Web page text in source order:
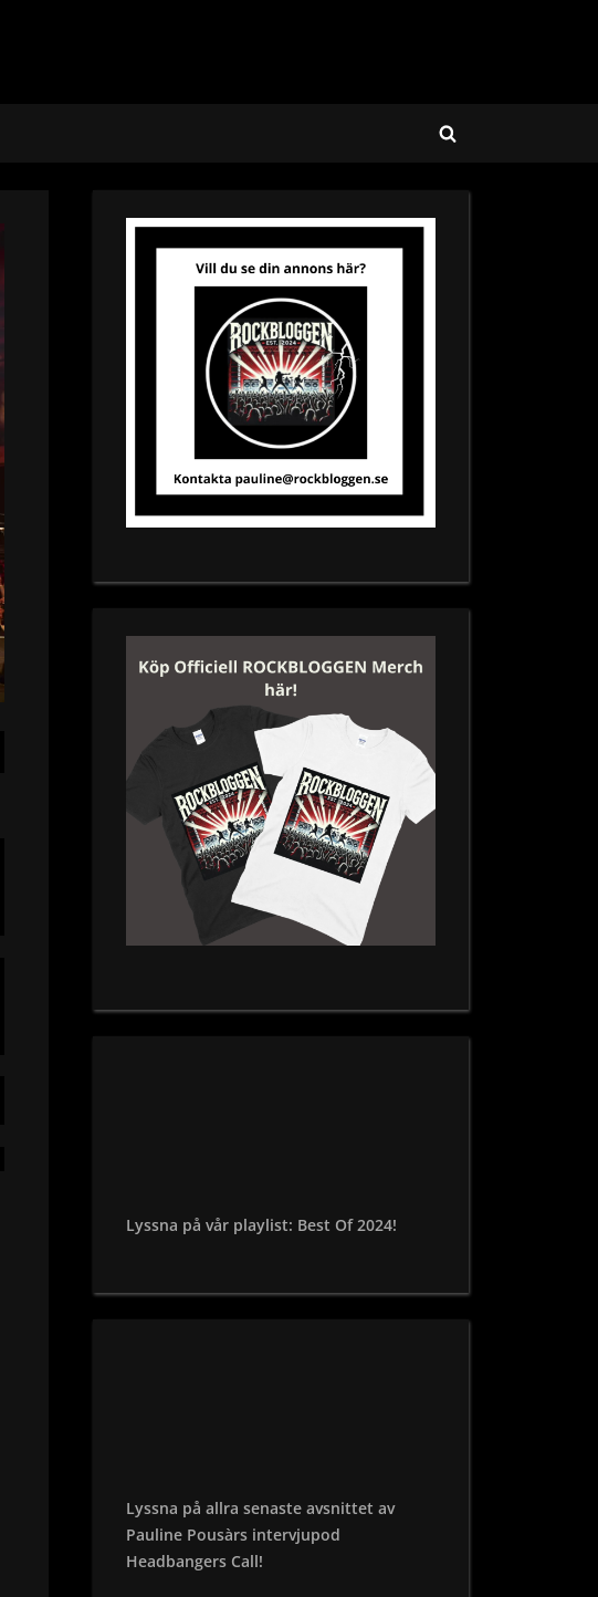
Toggle
Lyssna på vår playlist: Best Of 2024!
Lyssna på allra senaste avsnittet av
Pauline Pousàrs intervjupod
Headbangers Call!